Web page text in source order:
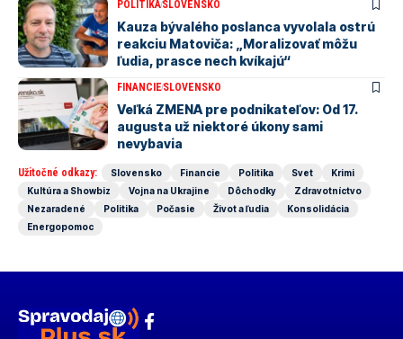
POLITIKASLOVENSKO
Kauza bývalého poslanca vyvolala ostrú
reakciu Matoviča: „Moralizovať môžu
ľudia, prasce nech kvíkajú“
FINANCIESLOVENSKO
Veľká ZMENA pre podnikateľov: Od 17.
augusta už niektoré úkony sami
nevybavia
Užitočné odkazy: Slovensko Financie Politika Svet
Krimi
Kultúra a Showbiz
Vojna na Ukrajine Dôchodky
Zdravotníctvo
Nezaradené
Politika Počasie Život a ľudia
Konsolidácia
Energopomoc